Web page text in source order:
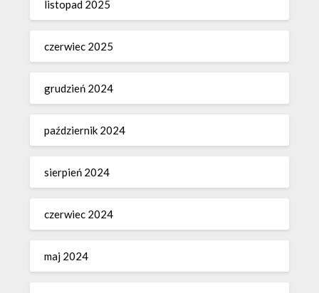
listopad 2025
czerwiec 2025
grudzień 2024
październik 2024
sierpień 2024
czerwiec 2024
maj 2024